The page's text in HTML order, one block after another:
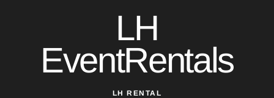
LH
EventRentals
LH RENTAL